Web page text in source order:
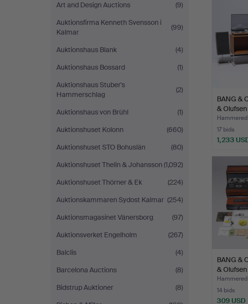
Art and Design Auctions
(9)
Auktionsfirma Kenneth Svensson i
Kalmar
(99)
Auktionshaus Blank
(4)
Auktionshaus Bossard
(1)
Auktionshaus Stuber's
Hammerschlag
(2)
Auktionshaus von Brühl
(1)
Auktionshuset Kolonn
(660)
Auktionshuset STO Bohuslän
(80)
Auktionshuset Thelin & Johansson (1,092)
Auktionshuset Thörner & Ek
(224)
Auktionskammaren Sydost Kalmar (254)
Auktionsmagasinet Vänersborg
(97)
Auktionsverket Engelholm
(267)
Balclis
(4)
Barcelona Auctions
(8)
Bidstrup Auktioner
(8)
BANG &
&
17 bids
1,233
BANG &
&
14 bids
309 USD